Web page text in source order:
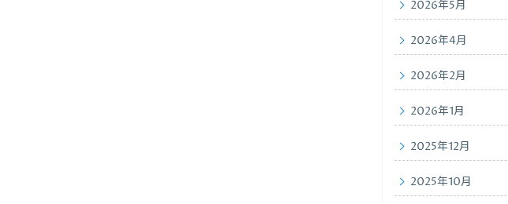
2026年5月
2026年4月
2026年2月
2026年1月
2025年12月
2025年10月